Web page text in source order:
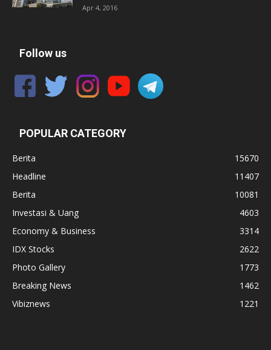
Apr 4, 2016
Follow us
POPULAR CATEGORY
Berita
15670
Headline
11407
Berita
10081
Investasi & Uang
4603
Economy & Business
3314
IDX Stocks
2622
Photo Gallery
1773
Breaking News
1462
Vibiznews
1221